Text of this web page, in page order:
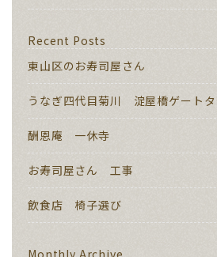
Recent Posts
東山区のお寿司屋さん
うなぎ四代目菊川 淀屋橋ゲート
酬恩庵 一休寺
お寿司屋さん 工事
飲食店 椅子選び
Monthly Archive